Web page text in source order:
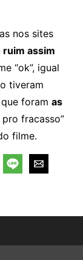
nos sites
ruim assim
“ok”, igual
tiveram
foram as
fracasso”
filme.